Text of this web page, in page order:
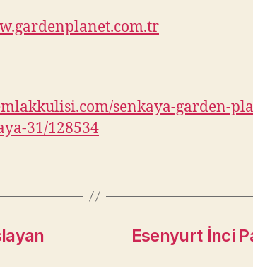
senkaya-garden-
31/128534
Esenyurt İnci